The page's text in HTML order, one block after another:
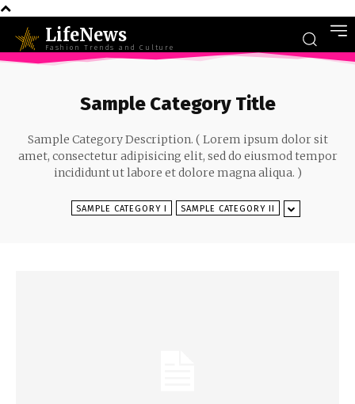
LifeNews
Fashion Trends and Culture
Sample Category Title
Sample Category Description. ( Lorem ipsum dolor sit
amet, consectetur adipisicing elit, sed do eiusmod tempor
incididunt ut labore et dolore magna aliqua. )
SAMPLE CATEGORY I SAMPLE CATEGORY II